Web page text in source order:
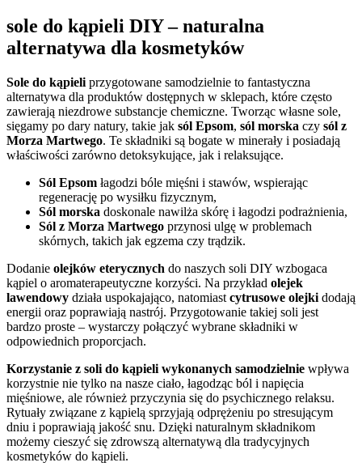
sole do kąpieli DIY – naturalna
alternatywa dla kosmetyków
Sole do kąpieli przygotowane samodzielnie to fantastyczna
alternatywa dla produktów dostępnych w sklepach, które często
zawierają niezdrowe substancje chemiczne. Tworząc własne sole,
sięgamy po dary natury, takie jak sól Epsom, sól morska czy sól z
Morza Martwego. Te składniki są bogate w minerały i posiadają
właściwości zarówno detoksykujące, jak i relaksujące.
Sól Epsom łagodzi bóle mięśni i stawów, wspierając
regenerację po wysiłku fizycznym,
Sól morska doskonale nawilża skórę i łagodzi podrażnienia,
Sól z Morza Martwego przynosi ulgę w problemach
skórnych, takich jak egzema czy trądzik.
Dodanie olejków eterycznych do naszych soli DIY wzbogaca
kąpiel o aromaterapeutyczne korzyści. Na przykład olejek
lawendowy działa uspokajająco, natomiast cytrusowe olejki dodają
energii oraz poprawiają nastrój. Przygotowanie takiej soli jest
bardzo proste – wystarczy połączyć wybrane składniki w
odpowiednich proporcjach.
Korzystanie z soli do kąpieli wykonanych samodzielnie wpływa
korzystnie nie tylko na nasze ciało, łagodząc ból i napięcia
mięśniowe, ale również przyczynia się do psychicznego relaksu.
Rytuały związane z kąpielą sprzyjają odprężeniu po stresującym
dniu i poprawiają jakość snu. Dzięki naturalnym składnikom
możemy cieszyć się zdrowszą alternatywą dla tradycyjnych
kosmetyków do kąpieli.